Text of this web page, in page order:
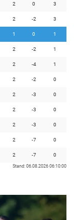
2 0 3
2 -2 3
1 0 1
2 -2 1
2 -4 1
2 -2 0
2 -3 0
2 -3 0
2 -3 0
2 -7 0
2 -7 0
Stand: 06.08.2026 06:10:00